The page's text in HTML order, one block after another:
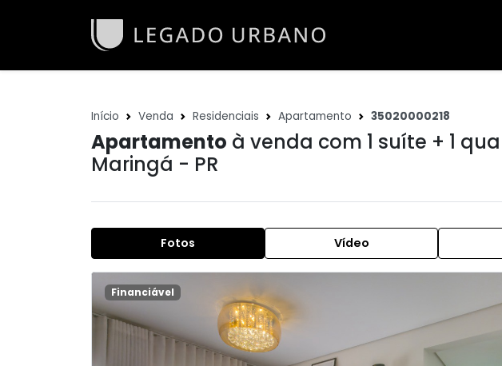
Início Venda Residenciais Apartamento 35020000218
Apartamento à venda com 1 suíte + 1
Maringá - PR
Fotos Vídeo
Financiável